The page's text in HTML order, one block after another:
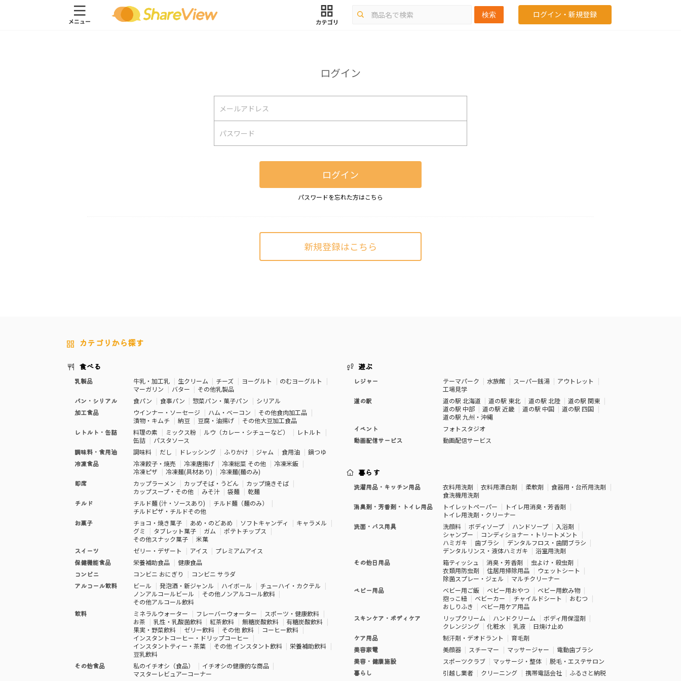
検索 ログイン・新規登録
ログイン
ログイン
パスワードを忘れた方はこちら
新規登録はこちら
カテゴリから探す
食べる
乳製品 牛乳・加工乳 生クリーム チーズ ヨーグルト
のむヨーグルト
マーガリン
バター
その他乳製品
パン・シリアル
食パン 食事パン 惣菜パン・菓子パン
シリアル
加工食品
ウインナー・ソーセージ ハム・ベーコン
その他食肉加工品
漬物・キムチ
納豆 豆腐・油揚げ
その他大豆加工食品
レトルト・缶詰
料理の素 ミックス粉 ルウ（カレー・シチューなど）
レトルト
缶詰
パスタソース
調味料・食用油
調味料 だし ドレッシング ふりかけ ジャム 食用油
鍋つゆ
冷凍食品
冷凍餃子・焼売 冷凍唐揚げ 冷凍総菜 その他
冷凍米飯
冷凍ピザ
冷凍麺(具材あり)
冷凍麺(麺のみ)
即席
カップラーメン カップそば・うどん
カップ焼きそば
カップスープ・その他
みそ汁 袋麺
乾麺
チルド
チルド麺 (汁・ソースあり)
チルド麺（麺のみ）
チルドピザ・チルドその他
お菓子
チョコ・焼き菓子 あめ・のどあめ ソフトキャンディ
キャラメル
グミ
タブレット菓子 ガム
ポテトチップス
その他スナック菓子
米菓
スイーツ
ゼリー・デザート アイス
プレミアムアイス
保健機能食品
栄養補助食品
健康食品
コンビニ
コンビニ おにぎり
コンビニ サラダ
アルコール飲料
ビール 発泡酒・新ジャンル ハイボール
チューハイ・カクテル
ノンアルコールビール
その他ノンアルコール飲料
その他アルコール飲料
飲料
ミネラルウォーター フレーバーウォーター
スポーツ・健康飲料
お茶
乳性・乳酸菌飲料 紅茶飲料 無糖炭酸飲料
有糖炭酸飲料
果実・野菜飲料
ゼリー飲料 その他 飲料
コーヒー飲料
インスタントコーヒー・ドリップコーヒー
インスタントティー・茶葉
その他 インスタント飲料
栄養補助飲料
豆乳飲料
その他食品
私のイチオシ（食品）
イチオシの健康的な商品
マスターレビュアーコーナー
遊ぶ
レジャー テーマパーク 水族館 スーパー銭湯
アウトレット
工場見学
道の駅
道の駅 北海道 道の駅 東北 道の駅 北陸
道の駅 関東
道の駅 中部
道の駅 近畿 道の駅 中国
道の駅 四国
道の駅 九州・沖縄
イベント
フォトスタジオ
動画配信サービス
動画配信サービス
暮らす
洗濯用品・キッチン用品 衣料用洗剤 衣料用漂白剤 柔軟剤
食器用・台所用洗剤
食洗機用洗剤
消臭剤・芳香剤・トイレ用品
トイレットペーパー
トイレ用消臭・芳香剤
トイレ用洗剤・クリーナー
洗面・バス用具
洗顔料 ボディソープ ハンドソープ
入浴剤
シャンプー
コンディショナー・トリートメント
ハミガキ
歯ブラシ
デンタルフロス・歯間ブラシ
デンタルリンス・液体ハミガキ
浴室用洗剤
その他日用品
箱ティッシュ 消臭・芳香剤
虫よけ・殺虫剤
衣類用防虫剤
住居用掃除用品
ウェットシート
除菌スプレー・ジェル
マルチクリーナー
ベビー用品
ベビー用ご飯 ベビー用おやつ
ベビー用飲み物
抱っこ紐
ベビーカー チャイルドシート
おむつ
おしりふき
ベビー用ケア用品
スキンケア・ボディケア
リップクリーム ハンドクリーム
ボディ用保湿剤
クレンジング
化粧水 乳液
日焼け止め
ケア用品
制汗剤・デオドラント
育毛剤
美容家電
美顔器 スチーマー マッサージャー
電動歯ブラシ
美容・健康施設
スポーツクラブ マッサージ・整体
脱毛・エステサロン
暮らし
引越し業者 クリーニング 携帯電話会社
ふるさと納税